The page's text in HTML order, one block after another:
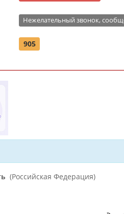
Нежелательный звонок,
905
(Российская Федерация)